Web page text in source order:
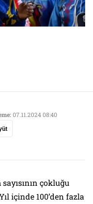
07.11.2024 08:40
çokluğu
içinde 100’den fazla